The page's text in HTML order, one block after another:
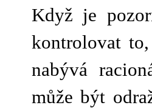
Když je
kontrolovat
nabývá
může být